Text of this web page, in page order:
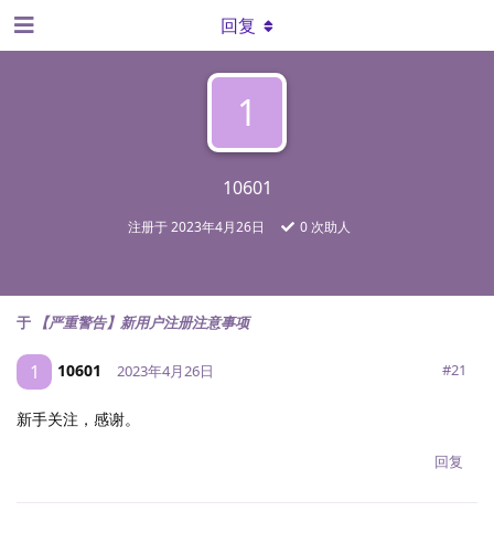
1
10601
注册于2023年4月26日 0次助人
回复
于 【严重警告】新用户注册注意事项
1 10601 2023年4月26日 #21
新手关注，感谢。
回复